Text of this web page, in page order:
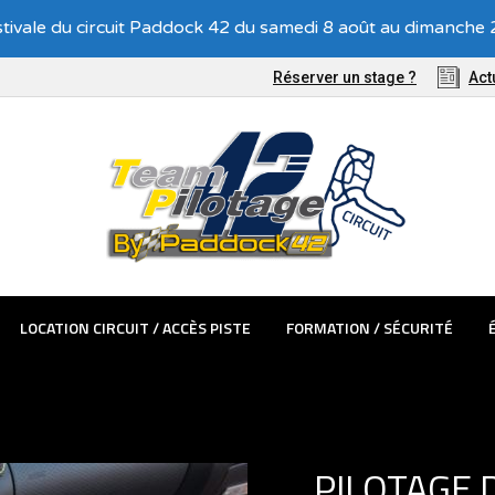
Réserver un stage ?
LOCATION CIRCUIT / ACCÈS PISTE FORMATION / SÉCURITÉ
Recevez nos offres exclusives !
du circuit Paddock 42 du samedi 8 août au dimanche
PASSAGER LOCATION CIRCUIT / ACCÈS PISTE